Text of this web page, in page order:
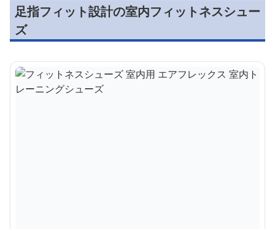
足指フィット設計の室内フィットネスシュー
ズ